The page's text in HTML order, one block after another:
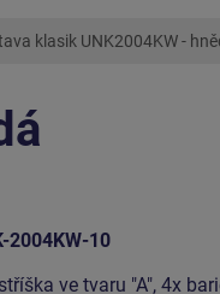
klasik UNK2004KW -
2004KW-10
ve tvaru "A", 4x